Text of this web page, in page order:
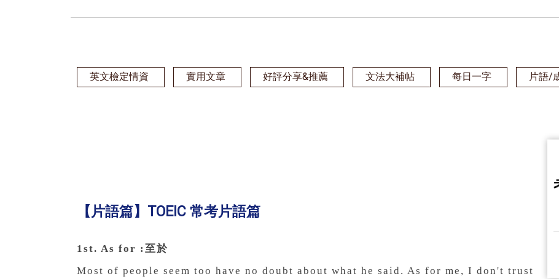
英文檢定情資 實用文章 好評分享&推薦 文法大補帖 每日一字 片語/
【片語篇】TOEIC 常考片語篇
1st. As for :至於
Most of people seem too have no doubt about what he said. As for me, I don't trust